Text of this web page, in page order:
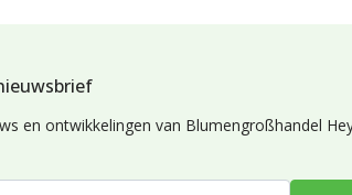
en ontwikkelingen van Blumengroßhandel